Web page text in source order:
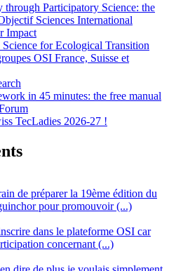
Participatory Science: the
Sciences International
Impact
for Ecological Transition
OSI France, Suisse et
in 45 minutes: the free manual
TecLadies 2026-27 !
de préparer la 19ème édition du
pour promouvoir (...)
dans le plateforme OSI car
concernant (...)